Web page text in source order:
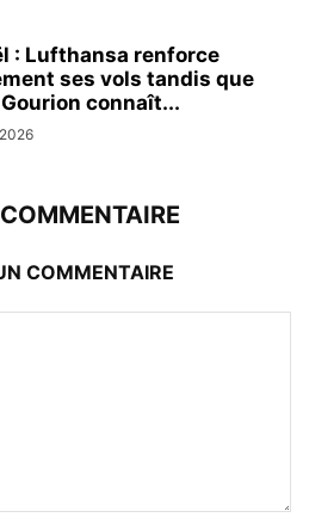
: Lufthansa renforce
ses vols tandis que
connaît...
COMMENTAIRE